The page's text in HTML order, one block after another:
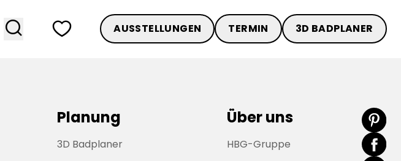
search heart AUSSTELLUNGEN TERMIN 3D BADPLANER
Planung
3D Badplaner
Über uns
HBG-Gruppe